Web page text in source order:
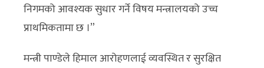
निगमको आवश्यक सुधार गर्ने विषय मन्त्रालयको उच्च
प्राथमिकतामा छ ।”
मन्त्री पाण्डेले हिमाल आरोहणलाई व्यवस्थित र सुरक्षित